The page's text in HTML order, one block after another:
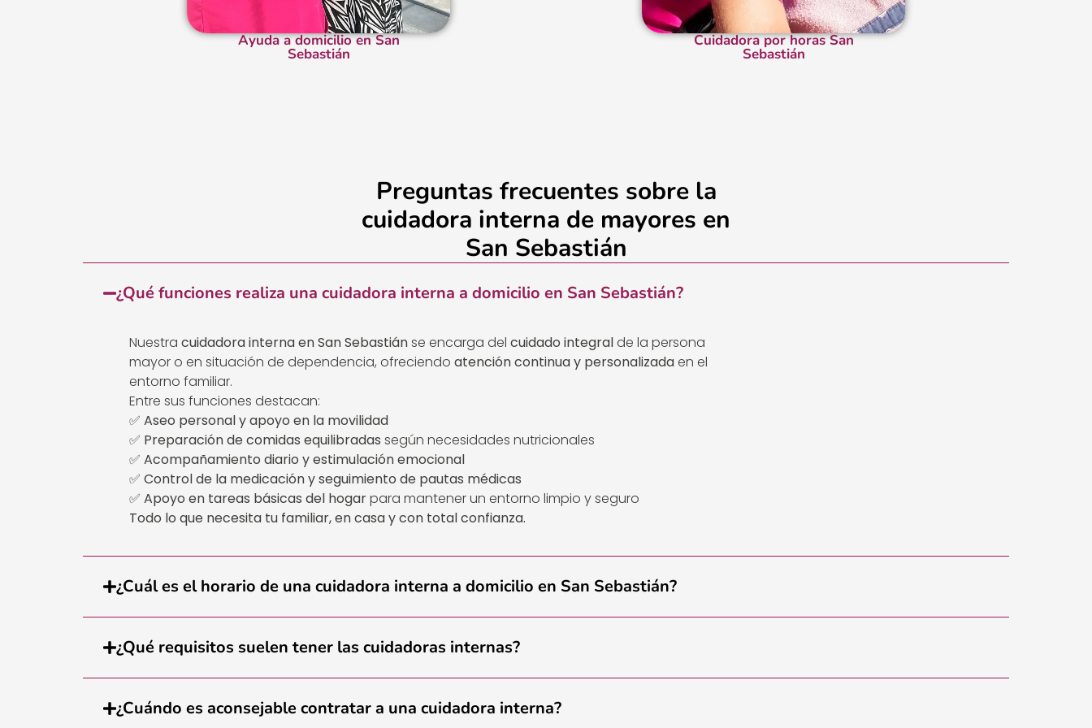
Ayuda a domicilio en San
Sebastián
Cuidadora por horas San
Sebastián
Preguntas frecuentes sobre la
cuidadora interna de mayores en
San Sebastián
¿Qué funciones realiza una cuidadora interna a domicilio en San Sebastián?
Nuestra cuidadora interna en San Sebastiánse encarga del cuidado integralde la persona
mayor o en situación de dependencia, ofreciendo atención continua y personalizadaen el
entorno familiar.
Entre sus funciones destacan:
✅ Aseo personal y apoyo en la movilidad
✅ Preparación de comidas equilibradas según necesidades nutricionales
✅ Acompañamiento diario y estimulación emocional
✅ Control de la medicación y seguimiento de pautas médicas
✅ Apoyo en tareas básicas del hogarpara mantener un entorno limpio y seguro
Todo lo que necesita tu familiar, en casa y con total confianza.
¿Cuál es el horario de una cuidadora interna a domicilio en San Sebastián?
¿Qué requisitos suelen tener las cuidadoras internas?
¿Cuándo es aconsejable contratar a una cuidadora interna?